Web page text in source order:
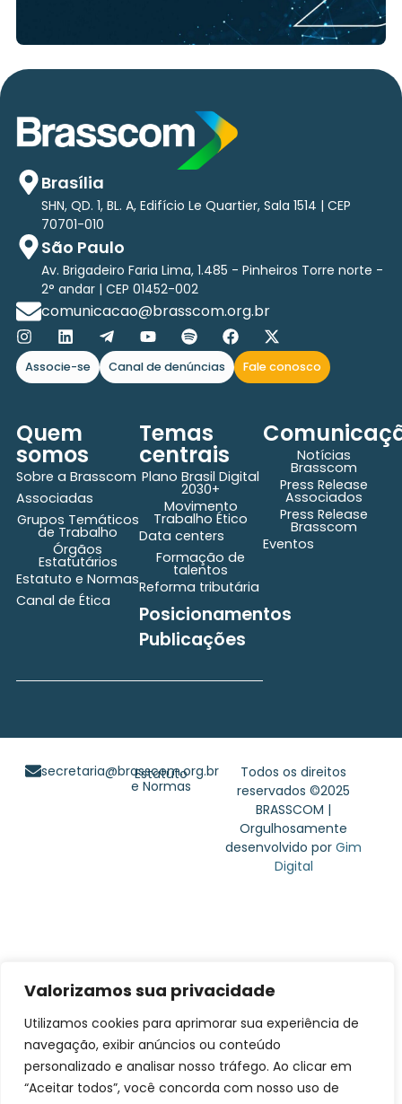
Valorizamos sua privacidade
Utilizamos cookies para aprimorar sua experiência de
navegação, exibir anúncios ou conteúdo
personalizado e analisar nosso tráfego. Ao clicar em
“Aceitar todos”, você concorda com nosso uso de
Brasília
SHN, QD. 1, BL. A, Edifício Le Quartier, Sala 1514 | CEP
70701-010
São Paulo
Av. Brigadeiro Faria Lima, 1.485 - Pinheiros Torre norte -
2° andar | CEP 01452-002
comunicacao@brasscom.org.br
Associe-se Canal de denúncias Fale conosco
Quem
somos
Sobre a Brasscom
Associadas
Grupos Temáticos
de Trabalho
Órgãos
Estatutários
Estatuto e Normas
Canal de Ética
Temas
centrais
Plano Brasil Digital
2030+
Movimento
Trabalho Ético
Data centers
Formação de
talentos
Reforma tributária
Posicionamentos
Publicações
Notícias
Brasscom
Press Release
Associados
Press Release
Brasscom
Eventos
Todos os direitos
reservados ©2025
BRASSCOM |
Orgulhosamente
desenvolvido porGim
Digital
secretaria@brasscom.org.br
Estatuto
e Normas